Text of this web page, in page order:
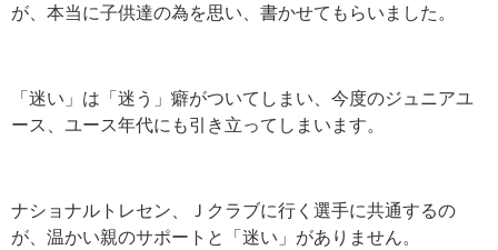
が、本当に子供達の為を思い、書かせてもらいました。
「迷い」は「迷う」癖がついてしまい、今度のジュニアユ
ース、ユース年代にも引き立ってしまいます。
ナショナルトレセン、Ｊクラブに行く選手に共通するの
が、温かい親のサポートと「迷い」がありません。